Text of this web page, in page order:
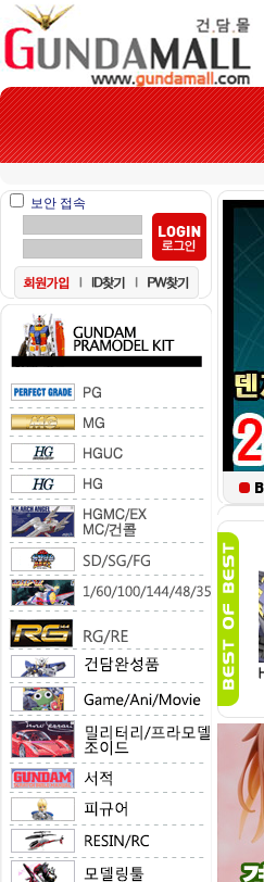
본 쇼핑몰은 15세
보안 접속